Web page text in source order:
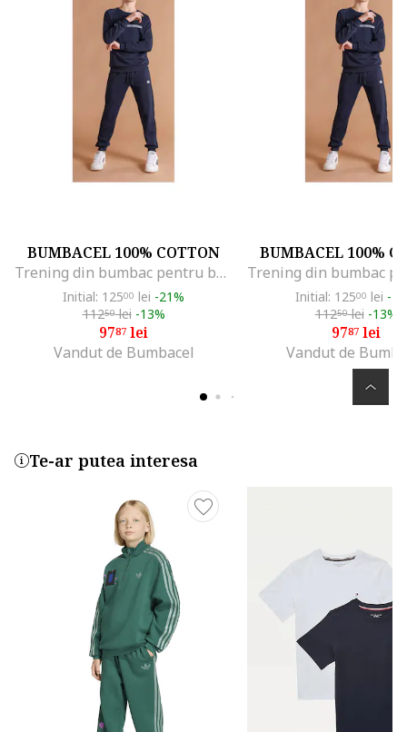
BUMBACEL 100% COTTON
Trening din bumbac pentru baieti, 12-13
Initial: 12500 lei -21%
11250lei -13%
9787 lei
Vandut de Bumbacel
BUMBACEL 100%
Initial: 12500 lei -
11250lei -13%
9787 lei
Vandut de
Te-ar putea interesa